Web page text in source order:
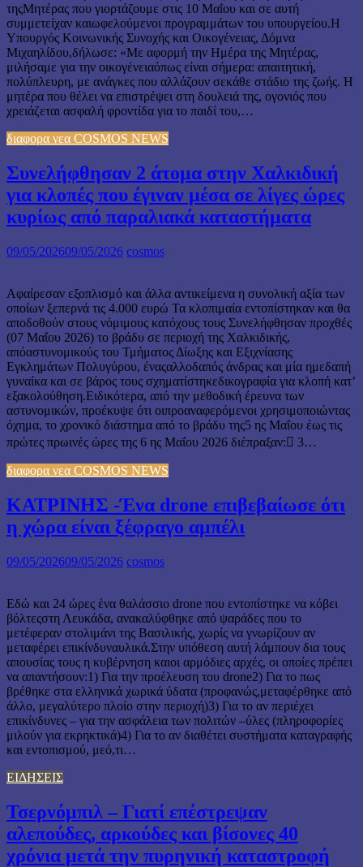
τηςΜητέρας που γιορτάζουμε στις 10 Μαΐου και σε αυτή
συμμετείχαν καιωφελούμενοι προγραμμάτων του υπουργείου.Η
Υπουργός Κοινωνικής Συνοχής και Οικογένειας, Δόμνα
Μιχαηλίδου,δήλωσε: «Με αφορμή την Ημέρα της Μητέρας,
μιλήσαμε για την οικογένειαόπως είναι σήμερα: απαιτητική,
πολύπλευρη, με ανάγκες που αλλάζουν σεκάθε στάδιο της ζωής. Η
μητέρα που θέλει να επιστρέψει στη δουλειά της, ογονιός που
χρειάζεται ασφαλή φροντίδα για το παιδί του,…
διαφορα νεα COSMOS NEWS
Συνελήφθησαν 2 άτομα στην Χαλκιδική
για κλοπές που έγιναν μέσα σε λίγες ώρες
κυρίως από παραλιακά καταστήματα
09/05/202609/05/2026 cosmos
Αφαίρεσαν εξοπλισμό και άλλα αντικείμενα η συνολική αξία των
οποίων ξεπερνά τις 4.000 ευρώ Τα κλοπιμαία εντοπίστηκαν και θα
αποδοθούν στους νόμιμους κατόχους τους Συνελήφθησαν προχθές
(07 Μαΐου 2026) το βράδυ σε περιοχή της Χαλκιδικής,
απόαστυνομικούς του Τμήματος Δίωξης και Εξιχνίασης
Εγκλημάτων Πολυγύρου, έναςαλλοδαπός άνδρας και μία ημεδαπή
γυναίκα και σε βάρος τους σχηματίστηκεδικογραφία για κλοπή κατ’
εξακολούθηση.Ειδικότερα, από την μεθοδική έρευνα των
αστυνομικών, προέκυψε ότι οιπροαναφερόμενοι χρησιμοποιώντας
όχημα, το χρονικό διάστημα από το βράδυ της5 ης Μαΐου έως τις
πρώτες πρωινές ώρες της 6 ης Μαΐου 2026 διέπραξαν: 3…
διαφορα νεα COSMOS NEWS
ΚΑΤΡΙΝΗΣ -Ένα drone επιβεβαίωσε ότι
η χώρα είναι ξέφραγο αμπέλι
09/05/202609/05/2026 cosmos
Εδώ και 24 ώρες ένα θαλάσσιο drone που εντοπίστηκε να κόβει
βόλτεςστη Λευκάδα, ανακαλύφθηκε από ψαράδες που το
μετέφεραν στολιμάνι της Βασιλικής, χωρίς να γνωρίζουν αν
μεταφέρει επικίνδυναυλικά.Στην υπόθεση αυτή λάμπουν δια τους
απουσίας τους η κυβέρνηση καιοι αρμόδιες αρχές, οι οποίες πρέπει
να απαντήσουν:1) Για την προέλευση του drone2) Για το πως
βρέθηκε στα ελληνικά χωρικά ύδατα (προφανώς,μεταφέρθηκε από
άλλο, μεγαλύτερο πλοίο στην περιοχή)3) Για το αν περιέχει
επικίνδυνες – για την ασφάλεια των πολιτών –ύλες (πληροφορίες
μιλούν για εκρηκτικά)4) Για το αν διαθέτει συστήματα καταγραφής
και εντοπισμού, μεό,τι…
ΕΙΔΗΣΕΙΣ
Τσερνόμπιλ – Γιατί επέστρεψαν
αλεπούδες, αρκούδες και βίσονες 40
χρόνια μετά την πυρηνική καταστροφή